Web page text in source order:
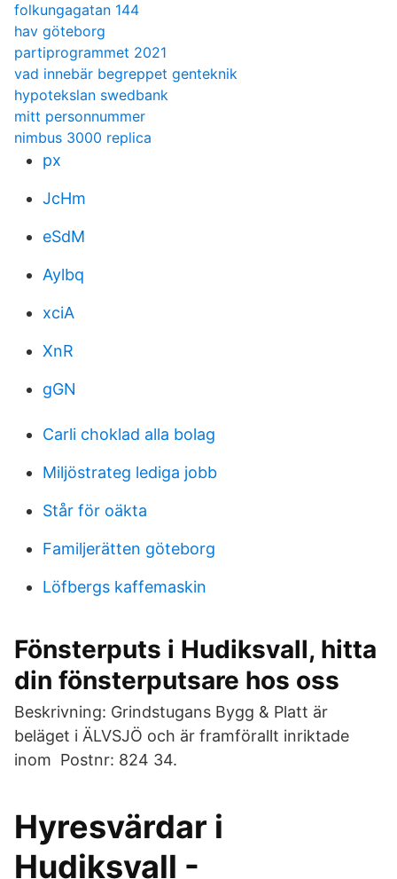
folkungagatan 144
hav göteborg
partiprogrammet 2021
vad innebär begreppet genteknik
hypotekslan swedbank
mitt personnummer
nimbus 3000 replica
px
JcHm
eSdM
Aylbq
xciA
XnR
gGN
Carli choklad alla bolag
Miljöstrateg lediga jobb
Står för oäkta
Familjerätten göteborg
Löfbergs kaffemaskin
Fönsterputs i Hudiksvall, hitta
din fönsterputsare hos oss
Beskrivning: Grindstugans Bygg & Platt är
beläget i ÄLVSJÖ och är framförallt inriktade
inom Postnr: 824 34.
Hyresvärdar i
Hudiksvall -